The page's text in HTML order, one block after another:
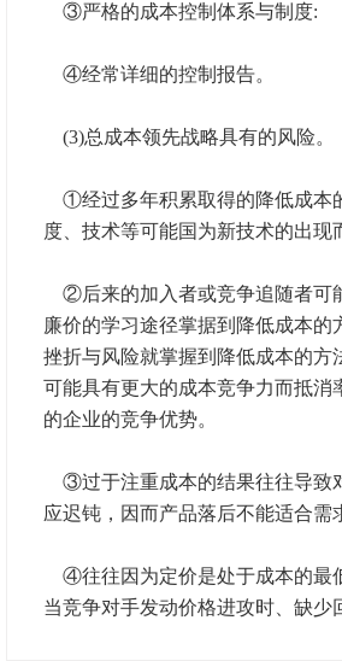
③严格的成本控制体系与制度:
④经常详细的控制报告。
(3)总成本领先战略具有的风险。
①经过多年积累取得的降低成本
度、技术等可能国为新技术的出现
②后来的加入者或竞争追随者可
廉价的学习途径掌据到降低成本的
挫折与风险就掌握到降低成本的方
可能具有更大的成本竞争力而抵消
的企业的竞争优势。
③过于注重成本的结果往往导致
应迟钝，因而产品落后不能适合需
④往往因为定价是处于成本的最
当竞争对手发动价格进攻时、缺少